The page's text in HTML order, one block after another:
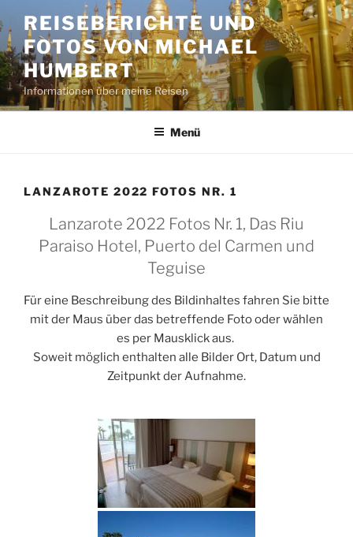
Inhalt
springen
REISEBERICHTE UND
FOTOS VON MICHAEL
HUMBERT
Informationen über meine Reisen
Menü
LANZAROTE 2022 FOTOS NR. 1
Lanzarote 2022 Fotos Nr. 1, Das Riu
Paraiso Hotel, Puerto del Carmen und
Teguise
Für eine Beschreibung des Bildinhaltes fahren Sie bitte
mit der Maus über das betreffende Foto oder wählen
es per Mausklick aus.
Soweit möglich enthalten alle Bilder Ort, Datum und
Zeitpunkt der Aufnahme.